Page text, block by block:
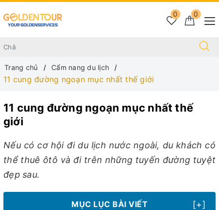
0
0
Trang chủ Cẩm nang du lịch
11 cung đường ngoạn mục nhất thế giới
11 cung đường ngoạn mục nhất thế
giới
Nếu có cơ hội đi du lịch nước ngoài, du khách có
thể thuê ôtô và đi trên những tuyến đường tuyệt
đẹp sau.
MỤC LỤC BÀI VIẾT [+]